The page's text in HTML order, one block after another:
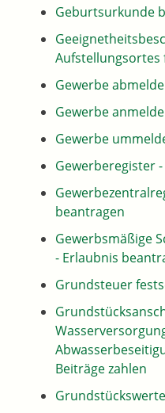
Geburtsurkunde
Aufstellungsortes
Gewerbe
Gewerbe
Gewerbe
Gewerberegister
beantragen
Gewerbsmäßige
- Erlaubnis
Grundsteuer
Beiträge zahlen